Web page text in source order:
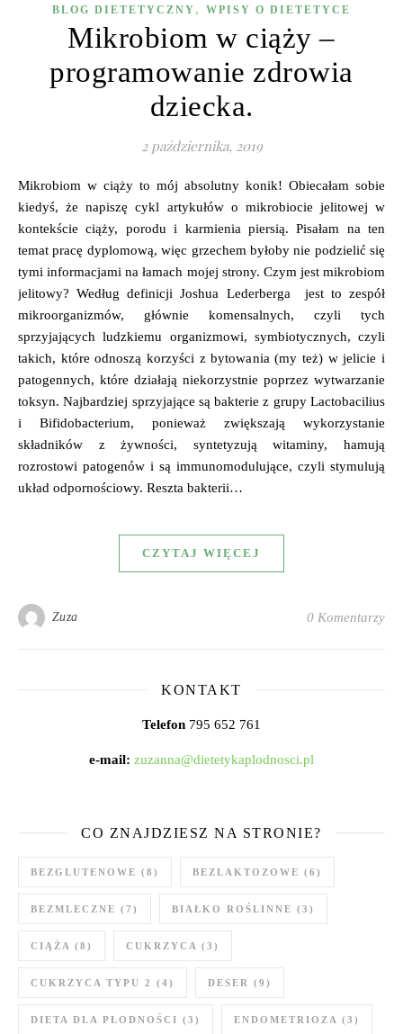
BLOG DIETETYCZNY , WPISY O DIETETYCE
Mikrobiom w ciąży –
programowanie zdrowia
dziecka.
2 października, 2019
Mikrobiom w ciąży to mój absolutny konik! Obiecałam sobie
kiedyś, że napiszę cykl artykułów o mikrobiocie jelitowej w
kontekście ciąży, porodu i karmienia piersią. Pisałam na ten
temat pracę dyplomową, więc grzechem byłoby nie podzielić się
tymi informacjami na łamach mojej strony. Czym jest mikrobiom
jelitowy? Według definicji Joshua Lederberga jest to zespół
mikroorganizmów, głównie komensalnych, czyli tych
sprzyjających ludzkiemu organizmowi, symbiotycznych, czyli
takich, które odnoszą korzyści z bytowania (my też) w jelicie i
patogennych, które działają niekorzystnie poprzez wytwarzanie
toksyn. Najbardziej sprzyjające są bakterie z grupy Lactobacilius
i Bifidobacterium, ponieważ zwiększają wykorzystanie
składników z żywności, syntetyzują witaminy, hamują
rozrostowi patogenów i są immunomodulujące, czyli stymulują
układ odpornościowy. Reszta bakterii…
CZYTAJ WIĘCEJ
Zuza 0 Komentarzy
KONTAKT
Telefon 795 652 761
e-mail: zuzanna@dietetykaplodnosci.pl
CO ZNAJDZIESZ NA STRONIE?
BEZGLUTENOWE (8) BEZLAKTOZOWE (6)
BEZMLECZNE (7) BIAŁKO ROŚLINNE (3)
CIĄŻA (8) CUKRZYCA (3)
CUKRZYCA TYPU 2 (4) DESER (9)
DIETA DLA PŁODNOŚCI (3) ENDOMETRIOZA (3)